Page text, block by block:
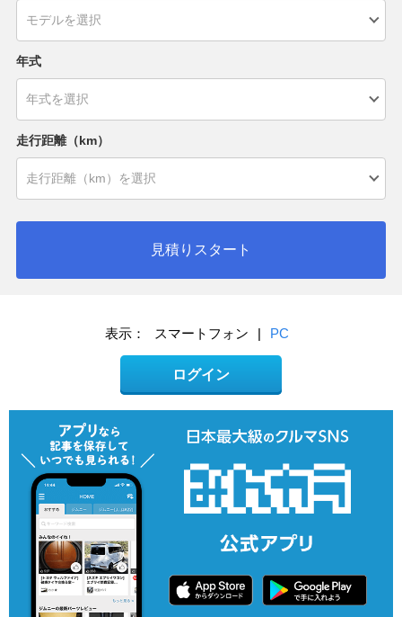
年式
走行距離（km）
見積りスタート
表示： スマートフォン | PC
ログイン